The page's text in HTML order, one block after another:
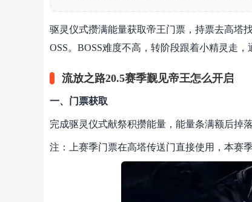
驱灵仪式攒满能量获取帝王门票，持票去高塔
OSS。BOSS难度不高，转阶段跟着小精灵走，
流放之路20.5赛季觐见帝王怎么开启
一、门票获取
完成驱灵仪式献祭积攒能量，能量条满额后掉
注：上赛季门票在高塔传送门直接使用，本赛